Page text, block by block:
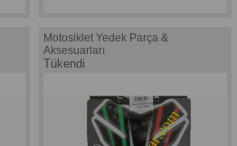
Motosiklet Yedek Parça &
Aksesuarları
Tükendi